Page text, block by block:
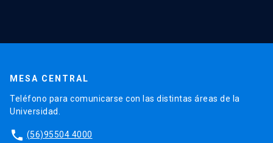
MESA CENTRAL
Teléfono para comunicarse con las distintas áreas de la
Universidad.
phone (56)95504 4000